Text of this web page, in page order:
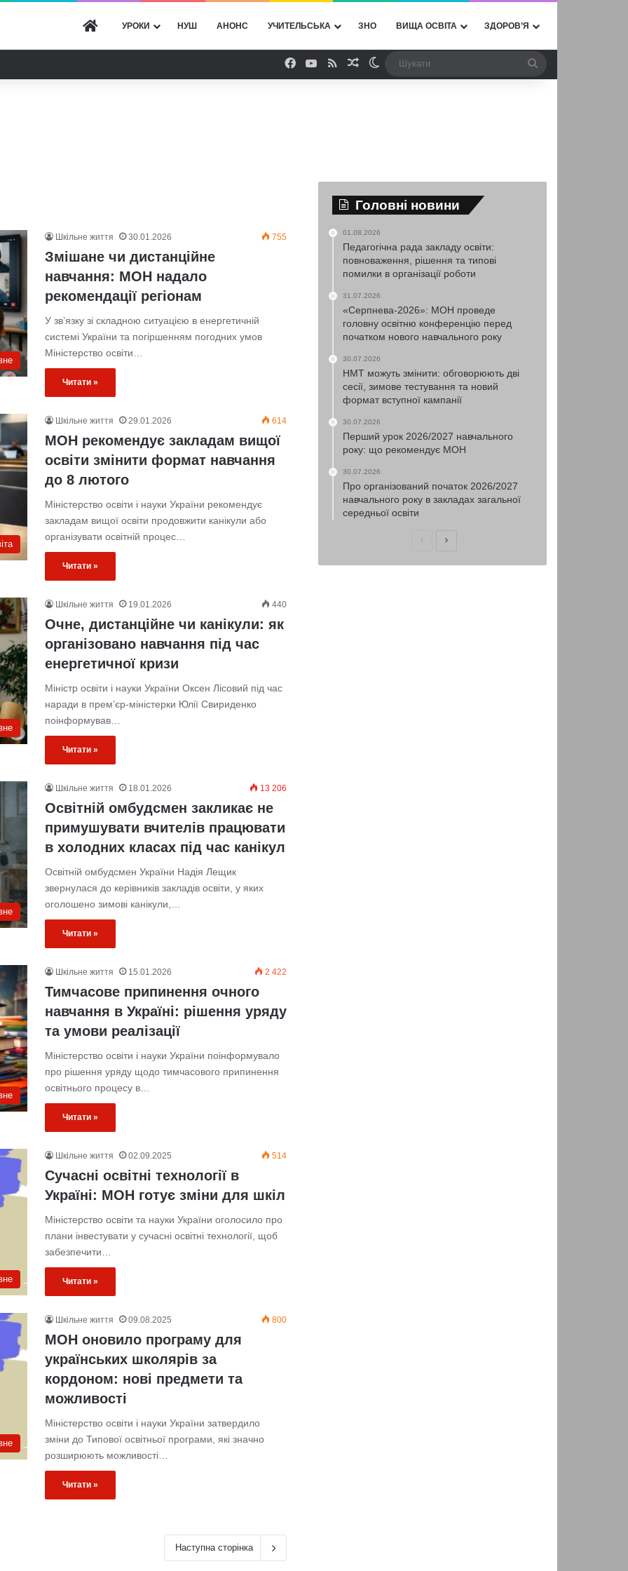
ГОЛОВНА
УРОКИ НУШ АНОНС УЧИТЕЛЬСЬКА ЗНО ВИЩА ОСВІТА ЗДОРОВ’Я
Facebook
YouTube
RSSВипадкова стаття
Switch skin
Шкільне життя 30.01.2026 755
Змішане чи дистанційне
навчання: МОН надало
рекомендації регіонам
У зв’язку зі складною ситуацією в енергетичній
системі України та погіршенням погодних умов
Міністерство освіти…
Читати »
Шкільне життя 29.01.2026 614
МОН рекомендує закладам вищої
освіти змінити формат навчання
до 8 лютого
Міністерство освіти і науки України рекомендує
закладам вищої освіти продовжити канікули або
організувати освітній процес…
Читати »
Шкільне життя 19.01.2026 440
Очне, дистанційне чи канікули: як
організовано навчання під час
енергетичної кризи
Міністр освіти і науки України Оксен Лісовий під час
наради в премʼєр-міністерки Юлії Свириденко
поінформував…
Читати »
Шкільне життя 18.01.2026 13 206
Освітній омбудсмен закликає не
примушувати вчителів працювати
в холодних класах під час канікул
Освітній омбудсмен України Надія Лещик
звернулася до керівників закладів освіти, у яких
оголошено зимові канікули,…
Читати »
Шкільне життя 15.01.2026 2 422
Тимчасове припинення очного
навчання в Україні: рішення уряду
та умови реалізації
Міністерство освіти і науки України поінформувало
про рішення уряду щодо тимчасового припинення
освітнього процесу в…
Читати »
Шкільне життя 02.09.2025 514
Сучасні освітні технології в
Україні: МОН готує зміни для шкіл
Міністерство освіти та науки України оголосило про
плани інвестувати у сучасні освітні технології, щоб
забезпечити…
Читати »
Шкільне життя 09.08.2025 800
МОН оновило програму для
українських школярів за
кордоном: нові предмети та
можливості
Міністерство освіти і науки України затвердило
зміни до Типової освітньої програми, які значно
розширюють можливості…
Читати »
Наступна сторінка
Головні новини
01.08.2026
Педагогічна рада закладу освіти:
повноваження, рішення та типові
помилки в організації роботи
31.07.2026
«Серпнева-2026»: МОН проведе
головну освітню конференцію перед
початком нового навчального року
30.07.2026
НМТ можуть змінити: обговорюють дві
сесії, зимове тестування та новий
формат вступної кампанії
30.07.2026
Перший урок 2026/2027 навчального
року: що рекомендує МОН
30.07.2026
Про організований початок 2026/2027
навчального року в закладах загальної
середньої освіти
ПопередняНаступна